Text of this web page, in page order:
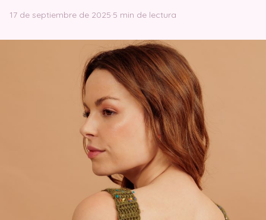
17 de septiembre de 2025·5 min de lectura